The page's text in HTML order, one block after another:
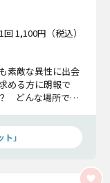
1回 1,100円（税込）
素敵な異性に出会
める方に朗報で
どんな場所で出
」